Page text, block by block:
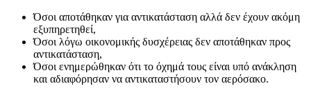
Όσοι αποτάθηκαν για αντικατάσταση αλλά δεν έχουν ακόμη
εξυπηρετηθεί,
Όσοι λόγω οικονομικής δυσχέρειας δεν αποτάθηκαν προς
αντικατάσταση,
Όσοι ενημερώθηκαν ότι το όχημά τους είναι υπό ανάκληση
και αδιαφόρησαν να αντικαταστήσουν τον αερόσακο.